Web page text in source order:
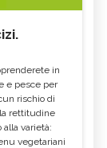
in
e pesce per
rischio di
rettitudine
varietà:
vegetariani